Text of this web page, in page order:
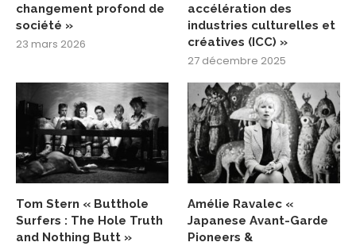
changement profond de
société »
23 mars 2026
accélération des
industries culturelles et
créatives (ICC) »
27 décembre 2025
Tom Stern « Butthole
Surfers : The Hole Truth
and Nothing Butt »
Amélie Ravalec «
Japanese Avant-Garde
Pioneers &